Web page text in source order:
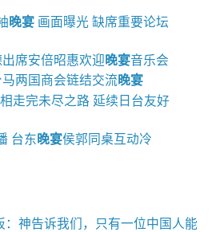
晚宴画面曝光 缺席重要论坛
席安倍昭惠欢迎 晚宴音乐会
两国商会链结交流晚宴
走完未尽之路 延续日台友好
台东 晚宴侯郭同桌互动冷
：神告诉我们，只有一位中国人能